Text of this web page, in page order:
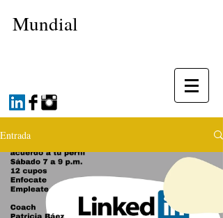
Mundial
Entrada